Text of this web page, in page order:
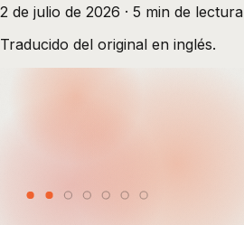
2 de julio de 2026 · 5 min de lectura
Traducido del original en inglés.